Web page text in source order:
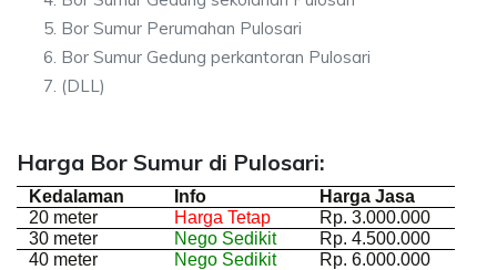
Bor Sumur Perumahan Pulosari
Bor Sumur Gedung perkantoran Pulosari
(DLL)
Harga Bor Sumur di Pulosari:
Kedalaman Info
Harga Jasa
20 meter
Harga Tetap
Rp. 3.000.000
30 meter
Nego Sedikit
Rp. 4.500.000
40 meter
Nego Sedikit
Rp. 6.000.000